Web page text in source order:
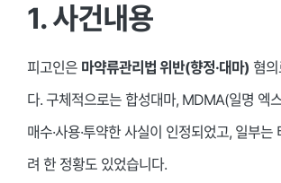
1. 사건내용
피고인은 마약류관리법 위반(향정·대마) 혐의
다. 구체적으로는 합성대마, MDMA(일명 엑
매수·사용·투약한 사실이 인정되었고, 일부는
려 한 정황도 있었습니다.